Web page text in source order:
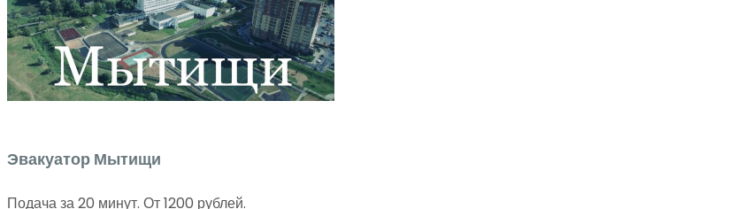
Эвакуатор Мытищи
Подача за 20 минут. От 1200 рублей.